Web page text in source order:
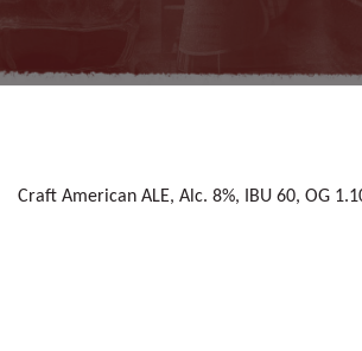
Craft American ALE, Alc. 8%, IBU 60, OG